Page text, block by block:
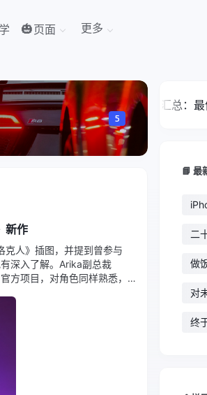
🎃页面 更多
5
新作
人》插图，并提到曾参与
深入了解。Arika副总裁
方项目，对角色同样熟悉，
iPhone 16e 最全汇总：最
📘 最
自
二
超
做
对
终